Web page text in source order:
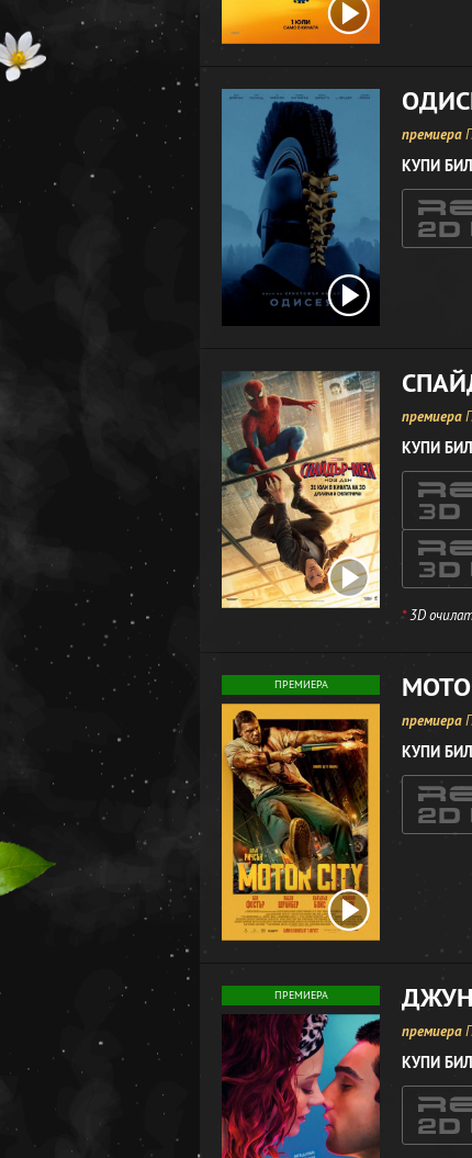
премиера
КУПИ
премиера
КУПИ
*3D
ПРЕМИЕРА
премиера
КУПИ
ПРЕМИЕРА
премиера
КУПИ